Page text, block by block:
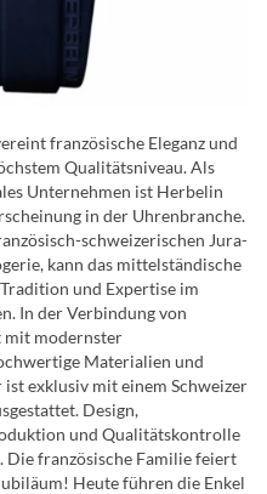
französische Eleganz und
Qualitätsniveau. Als
Unternehmen ist Herbelin
in der Uhrenbranche.
schweizerischen Jura-
kann das mittelständische
und Expertise im
In der Verbindung von
modernster
Materialien und
exklusiv mit einem Schweizer
Design,
und Qualitätskontrolle
Die französische Familie feiert
Heute führen die Enkel